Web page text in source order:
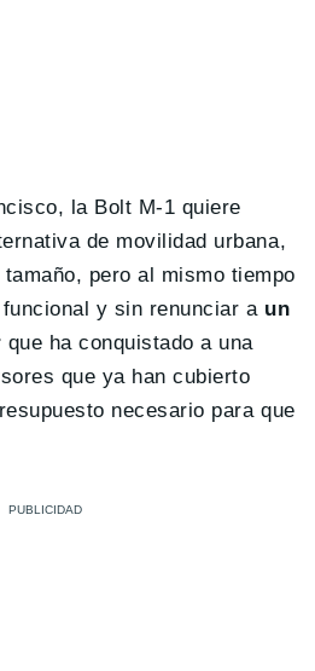
la Bolt M-1 quiere
de movilidad urbana,
pero al mismo tiempo
y sin renunciar a un
que ha conquistado a una
que ya han cubierto
necesario para que